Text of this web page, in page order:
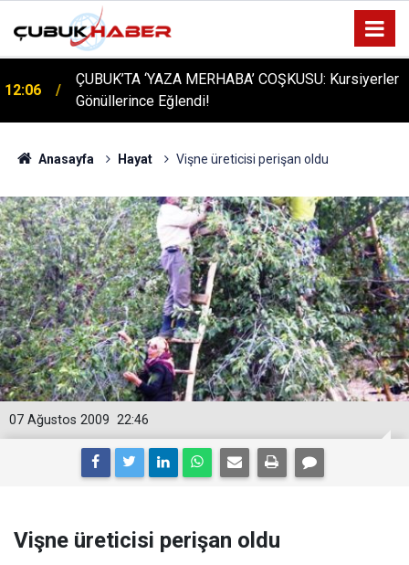
12:06
ÇUBUK’TA ‘YAZA MERHABA’ COŞKUSU: Kursiyerler
Gönüllerince Eğlendi!
Anasayfa Hayat Vişne üreticisi perişan oldu
22:46
07 Ağustos 2009
Vişne üreticisi perişan oldu